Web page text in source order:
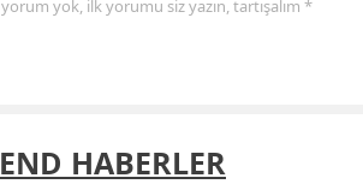
yok, ilk yorumu siz yazın, tartışalım *
HABERLER